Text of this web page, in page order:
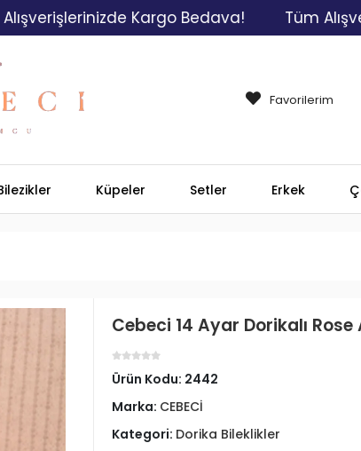
Kargo Bedava! Tüm
Favorilerim
Küpeler Setler Erkek
Cebeci 14 Ayar Dorikalı Rose
Ürün Kodu: 2442
Marka: CEBECİ
Kategori: Dorika Bileklikler